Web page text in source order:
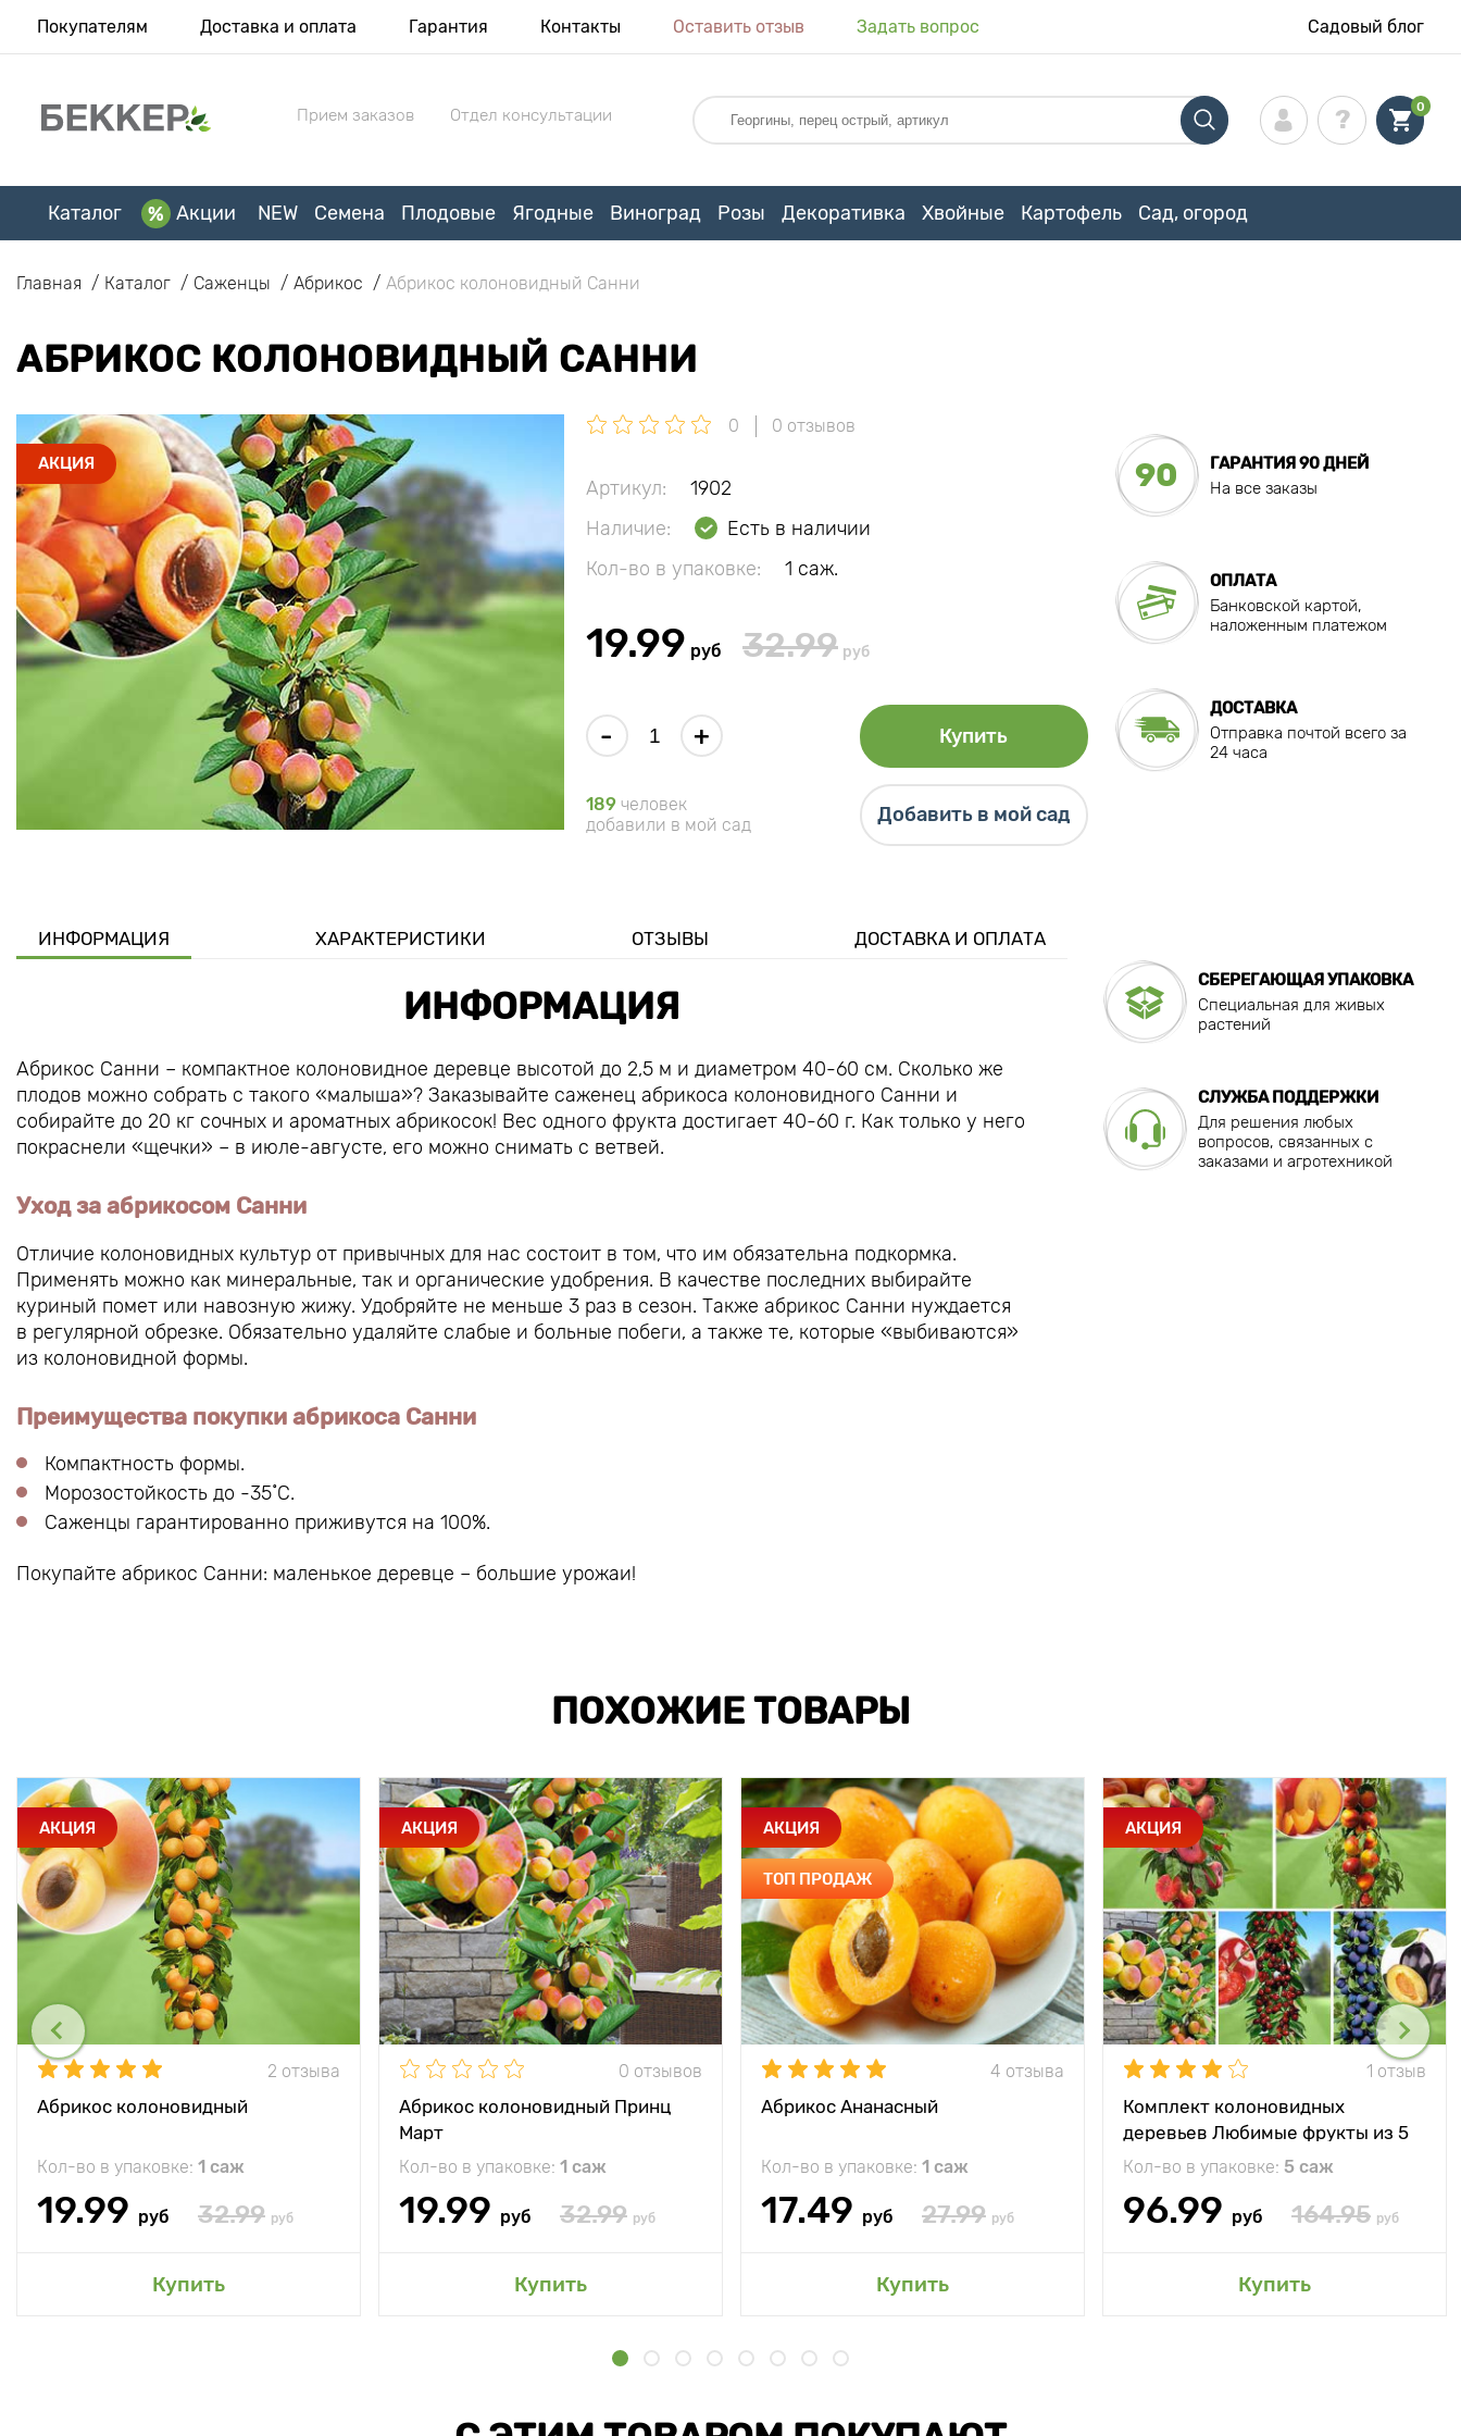
Покупателям Доставка и оплата Гарантия Контакты Оставить отзыв Задать вопрос Садовый блог
Прием заказов Отдел консультации 0
Каталог Акции NEW Семена Плодовые Ягодные Виноград Розы Декоративка Хвойные Картофель Сад, огород
Главная Каталог Саженцы Абрикос Абрикос колоновидный Санни
АБРИКОС КОЛОНОВИДНЫЙ САННИ
АКЦИЯ
0 0 отзывов
Артикул:
1902
Наличие:
Есть в наличии
Кол-во в упаковке:
1 саж.
19.99 руб 32.99 руб
- + Купить
189 человек
добавили в мой сад
Добавить в мой сад
90
ГАРАНТИЯ 90 ДНЕЙ
На все заказы
ОПЛАТА
Банковской картой,
наложенным платежом
ДОСТАВКА
Отправка почтой всего за
24 часа
ИНФОРМАЦИЯ ХАРАКТЕРИСТИКИ ОТЗЫВЫ ДОСТАВКА И ОПЛАТА
ИНФОРМАЦИЯ
Абрикос Санни – компактное колоновидное деревце высотой до 2,5 м и диаметром 40-60 см. Сколько же
плодов можно собрать с такого «малыша»? Заказывайте саженец абрикоса колоновидного Санни и
собирайте до 20 кг сочных и ароматных абрикосок! Вес одного фрукта достигает 40-60 г. Как только у него
покраснели «щечки» – в июле-августе, его можно снимать с ветвей.
Уход за абрикосом Санни
Отличие колоновидных культур от привычных для нас состоит в том, что им обязательна подкормка.
Применять можно как минеральные, так и органические удобрения. В качестве последних выбирайте
куриный помет или навозную жижу. Удобряйте не меньше 3 раз в сезон. Также абрикос Санни нуждается
в регулярной обрезке. Обязательно удаляйте слабые и больные побеги, а также те, которые «выбиваются»
из колоновидной формы.
Преимущества покупки абрикоса Санни
Компактность формы.
Морозостойкость до -35˚С.
Саженцы гарантированно приживутся на 100%.
Покупайте абрикос Санни: маленькое деревце – большие урожаи!
СБЕРЕГАЮЩАЯ УПАКОВКА
Специальная для живых
растений
СЛУЖБА ПОДДЕРЖКИ
Для решения любых
вопросов, связанных с
заказами и агротехникой
ПОХОЖИЕ ТОВАРЫ
АКЦИЯ
2 отзыва
Абрикос колоновидный
Кол-во в упаковке: 1 саж
19.99 руб 32.99 руб
Купить
АКЦИЯ
0 отзывов
Абрикос колоновидный Принц
Март
Кол-во в упаковке: 1 саж
19.99 руб 32.99 руб
Купить
АКЦИЯ
ТОП ПРОДАЖ
4 отзыва
Абрикос Ананасный
Кол-во в упаковке: 1 саж
17.49 руб 27.99 руб
Купить
АКЦИЯ
1 отзыв
Комплект колоновидных
деревьев Любимые фрукты из 5
саженцев
Кол-во в упаковке: 5 саж
96.99 руб 164.95 руб
Купить